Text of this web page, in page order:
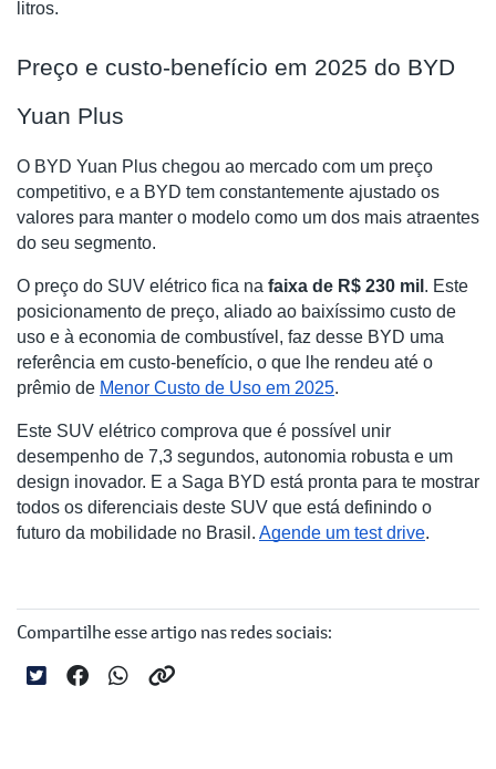
litros.
Preço e custo-benefício em 2025 do BYD
Yuan Plus
O BYD Yuan Plus chegou ao mercado com um preço
competitivo, e a BYD tem constantemente ajustado os
valores para manter o modelo como um dos mais atraentes
do seu segmento.
O preço do SUV elétrico fica na faixa de R$ 230 mil . Este
posicionamento de preço, aliado ao baixíssimo custo de
uso e à economia de combustível, faz desse BYD uma
referência em custo-benefício, o que lhe rendeu até o
prêmio de Menor Custo de Uso em 2025.
Este SUV elétrico comprova que é possível unir
desempenho de 7,3 segundos, autonomia robusta e um
design inovador. E a Saga BYD está pronta para te mostrar
todos os diferenciais deste SUV que está definindo o
futuro da mobilidade no Brasil. Agende um test drive.
Compartilhe esse artigo nas redes sociais: